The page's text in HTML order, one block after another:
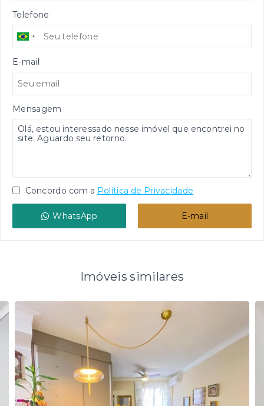
Telefone
E-mail
Mensagem
Concordo com a Política de Privacidade
WhatsApp E-mail
Imóveis similares